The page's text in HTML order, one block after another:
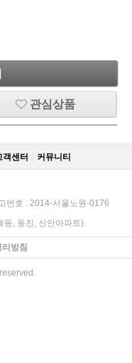
관심상품
객센터 커뮤니티
번호 : 2014-서울노원-0176
, 동진, 신안아파트)
리방침